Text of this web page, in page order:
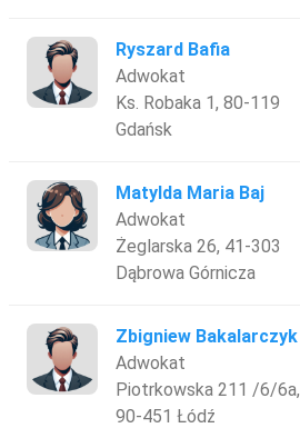
Ryszard Bafia
Adwokat
Ks. Robaka 1, 80-119
Gdańsk
Matylda Maria Baj
Adwokat
Żeglarska 26, 41-303
Dąbrowa Górnicza
Zbigniew Bakalarczyk
Adwokat
Piotrkowska 211 /6/6a,
90-451 Łódź